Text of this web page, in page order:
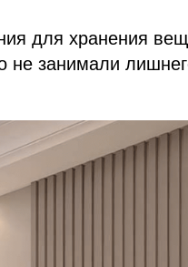
для хранения
не занимали